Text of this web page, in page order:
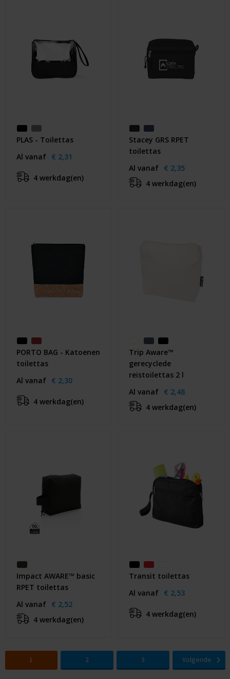
PLAS - Toilettas
Al vanaf € 2,31
4 werkdag(en)
Stacey GRS RPET
toilettas
Al vanaf € 2,35
4 werkdag(en)
PORTO BAG - Katoenen
toilettas
Al vanaf € 2,30
4 werkdag(en)
Trip Aware™
gerecyclede
reistoilettas 2 l
Al vanaf € 2,48
4 werkdag(en)
Impact AWARE™ basic
RPET toilettas
Al vanaf € 2,52
4 werkdag(en)
Transit toilettas
Al vanaf € 2,53
4 werkdag(en)
1 2 3 Volgende